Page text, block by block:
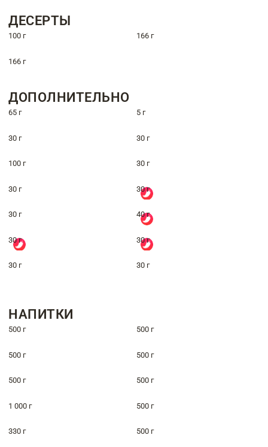
ДЕСЕРТЫ
100 г 166 г
166 г
ДОПОЛНИТЕЛЬНО
65 г 5 г
30 г 30 г
100 г 30 г
30 г 30 г
30 г 40 г
30 г 30 г
30 г 30 г
НАПИТКИ
500 г 500 г
500 г 500 г
500 г 500 г
1 000 г 500 г
330 г 500 г